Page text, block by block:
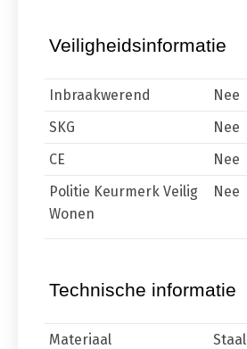
Veiligheidsinformatie
Inbraakwerend
Nee
SKG
Nee
CE
Nee
Politie Keurmerk Veilig
Wonen
Nee
Technische informatie
Materiaal
Staal